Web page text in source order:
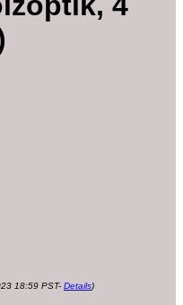
18:59 PST- Details)